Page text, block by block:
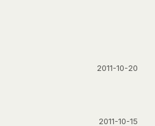
2011-10-20
2011-10-15